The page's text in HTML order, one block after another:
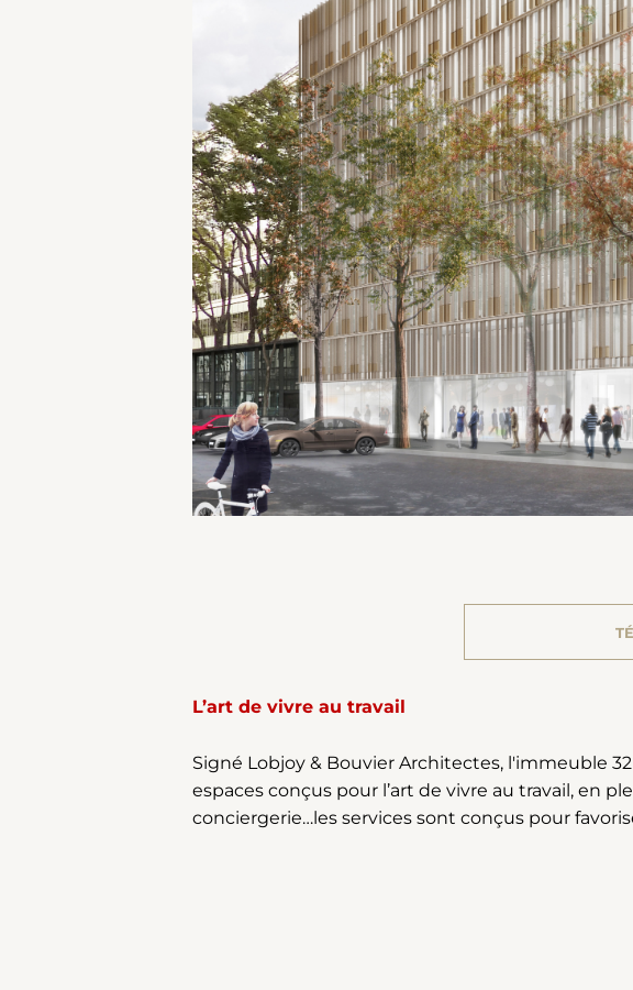
L’art de vivre au travail
Signé Lobjoy & Bouvier Architectes, l'immeuble
espaces conçus pour l’art de vivre au travail, en
conciergerie…les services sont conçus pour